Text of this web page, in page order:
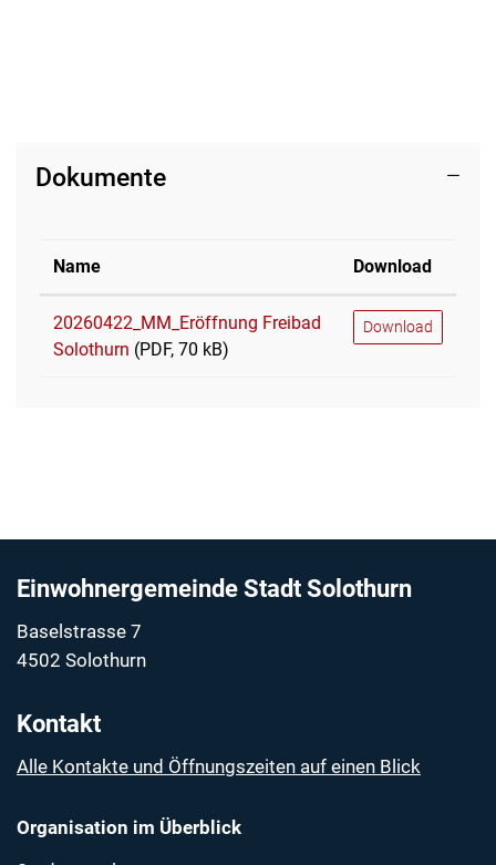
Dokumente
Name Download
20260422_MM_Eröffnung Freibad
Solothurn (PDF, 70 kB)
Download
Einwohnergemeinde Stadt Solothurn
Baselstrasse 7
4502 Solothurn
Kontakt
Alle Kontakte und Öffnungszeiten auf einen Blick
Organisation im Überblick